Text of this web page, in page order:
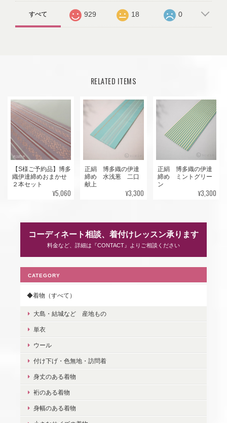
すべて 929 18 0
RELATED ITEMS
【S様ご予約品】博多
織伊達締めおまかせ
２本セット
¥5,060
正絹 博多織の伊達
締め 水浅葱 二口
献上
¥3,300
正絹 博多織の伊達
締め ミントグリー
ン
¥3,300
コーディネート相談、着付けレッスン承ります
料金など、詳細は『CONTACT』よりご相談ください
CATEGORY
◆着物（すべて）
大島・結城など 産地もの
単衣
ウール
付け下げ・色無地・訪問着
身丈のある着物
裄のある着物
身幅のある着物